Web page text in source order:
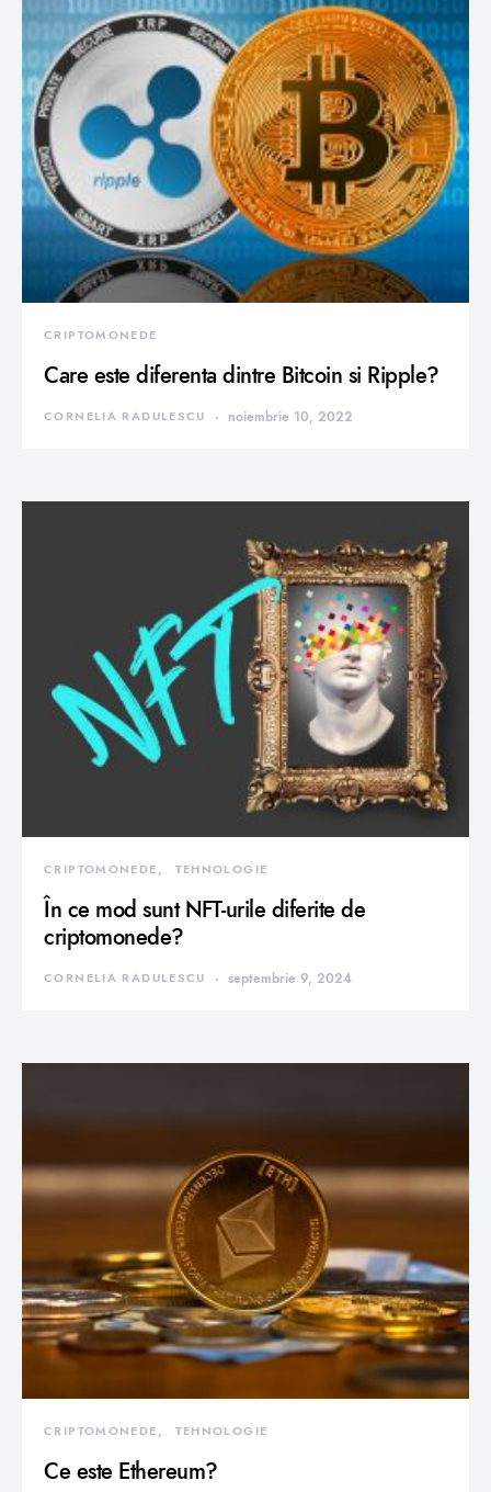
CRIPTOMONEDE
Care este diferenta dintre Bitcoin si Ripple?
CORNELIA RADULESCU noiembrie 10, 2022
CRIPTOMONEDE TEHNOLOGIE
În ce mod sunt NFT-urile diferite de
criptomonede?
CORNELIA RADULESCU septembrie 9, 2024
CRIPTOMONEDE TEHNOLOGIE
Ce este Ethereum?